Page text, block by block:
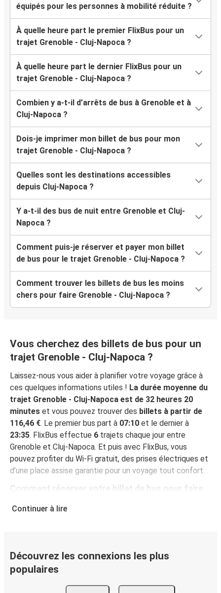
équipés pour les personnes à mobilité réduite ?
À quelle heure part le premier FlixBus pour un
trajet Grenoble - Cluj-Napoca ?
À quelle heure part le dernier FlixBus pour un
trajet Grenoble - Cluj-Napoca ?
Combien y a-t-il d’arrêts de bus à Grenoble et à
Cluj-Napoca ?
Dois-je imprimer mon billet de bus pour mon
trajet Grenoble - Cluj-Napoca ?
Quelles sont les destinations accessibles
depuis Cluj-Napoca ?
Y a-t-il des bus de nuit entre Grenoble et Cluj-
Napoca ?
Comment puis-je réserver et payer mon billet
de bus pour le trajet Grenoble - Cluj-Napoca ?
Comment trouver les billets de bus les moins
chers pour faire Grenoble - Cluj-Napoca ?
Vous cherchez des billets de bus pour un
trajet Grenoble - Cluj-Napoca ?
Laissez-nous vous aider à planifier votre voyage grâce à
ces quelques informations utiles ! La durée moyenne du
trajet Grenoble - Cluj-Napoca est de 32 heures 20
minutes et vous pouvez trouver des billets à partir de
116,46 €. Le premier bus part à 07:10 et le dernier à
23:35. FlixBus effectue 6 trajets chaque jour entre
Grenoble et Cluj-Napoca. Et puis avec FlixBus, vous
pouvez profiter du Wi-Fi gratuit, des prises électriques et
d’une place assise garantie pour un voyage tout confort.
Comment réserver votre billet de bus pour faire
Napoca en ligne, vous pouvez choisir entre différents
modes de paiement sécurisés : carte bancaire, PayPal,
Google Pay ou encore Apple Pay. Vous pouvez également
payer en espèces (dans un point de vente ou lorsque vous
Continuer à lire
Découvrez les connexions les plus
populaires